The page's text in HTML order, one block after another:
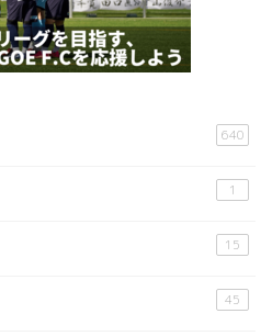
640
1
15
45